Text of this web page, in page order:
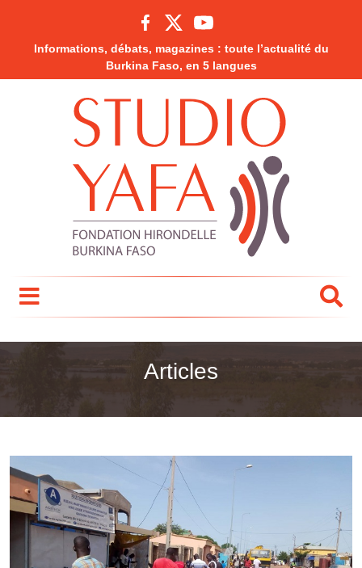
Informations, débats, magazines : toute l’actualité du
Burkina Faso, en 5 langues
Articles